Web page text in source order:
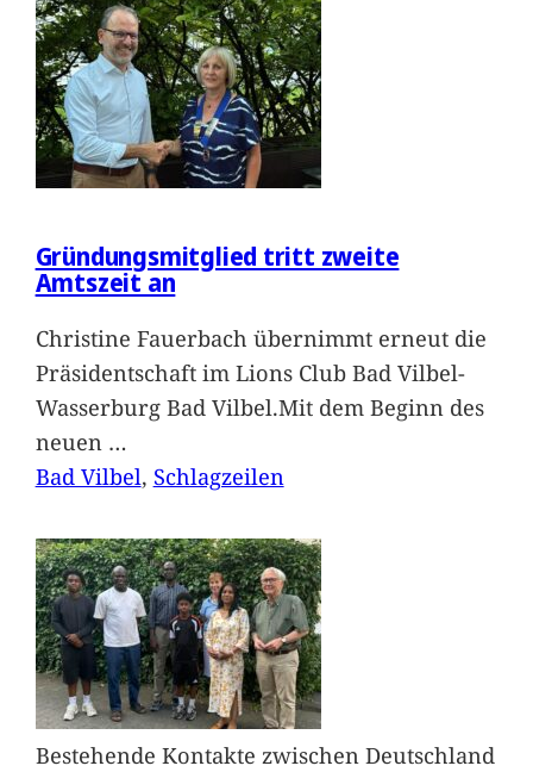
Gründungsmitglied tritt zweite
Amtszeit an
Christine Fauerbach übernimmt erneut die
Präsidentschaft im Lions Club Bad Vilbel-
Wasserburg Bad Vilbel.Mit dem Beginn des
neuen …
Bad Vilbel, Schlagzeilen
Bestehende Kontakte zwischen Deutschland